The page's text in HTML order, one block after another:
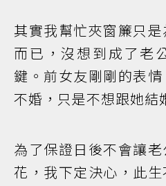
其實我幫忙夾窗簾只
而已，沒想到成了老
鍵。前女友剛剛的表
不婚，只是不想跟她結
為了保證日後不會讓
花，我下定決心，此